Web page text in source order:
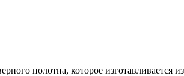
полотна, которое изготавливается из